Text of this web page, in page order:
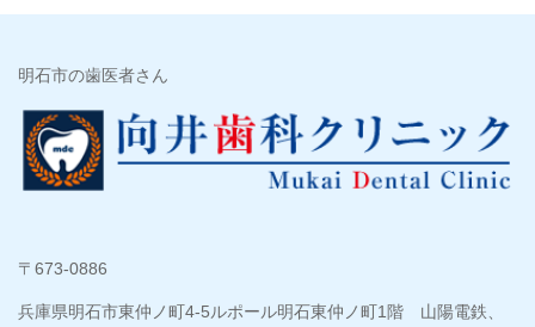
明石市の歯医者さん
〒673-0886
兵庫県明石市東仲ノ町4-5ルポール明石東仲ノ町1階 山陽電鉄、